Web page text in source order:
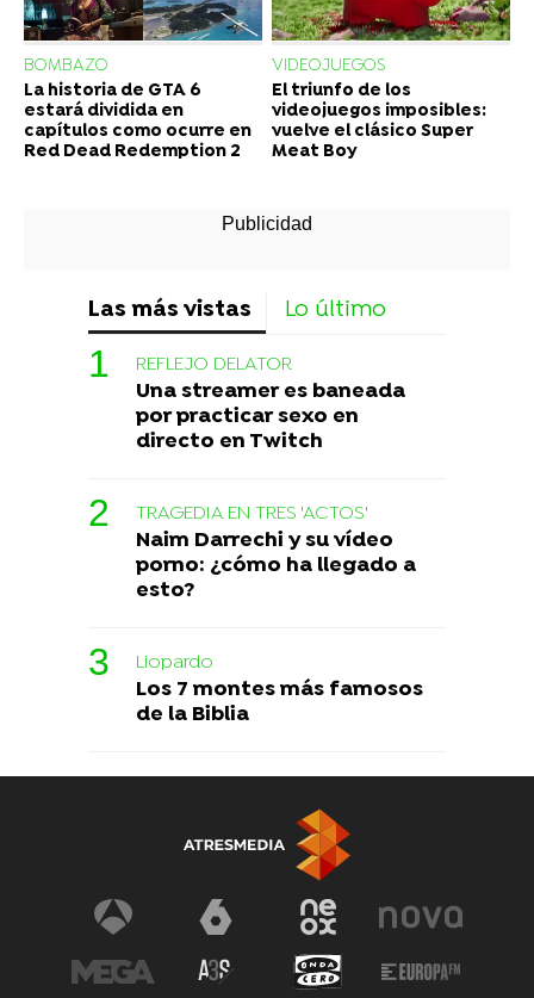
BOMBAZO
La historia de GTA 6
estará dividida en
capítulos como ocurre en
Red Dead Redemption 2
VIDEOJUEGOS
El triunfo de los
videojuegos imposibles:
vuelve el clásico Super
Meat Boy
Las más vistas Lo último
REFLEJO DELATOR
Una streamer es baneada
por practicar sexo en
directo en Twitch
TRAGEDIA EN TRES 'ACTOS'
Naim Darrechi y su vídeo
porno: ¿cómo ha llegado a
esto?
Liopardo
Los 7 montes más famosos
de la Biblia